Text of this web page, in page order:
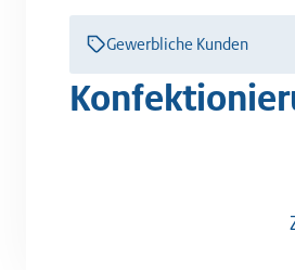
Gewerbliche Kunden